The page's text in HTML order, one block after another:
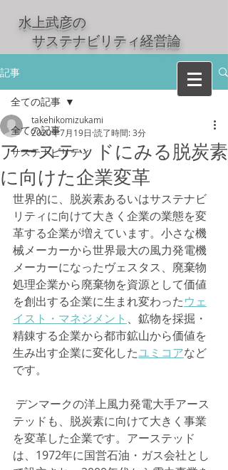
水上武彦の
​ サステナビリティ経営論
記事
全ての記事
サステナビリティ
全ての記事
アーステッドにみる脱炭素
に向けた企業変革
takehikomizukami
2020年7月19日 読了時間: 3分
世界的に、脱炭素あるいはサステナビ
リティに向けて大きく企業の業態を変
革する企業が増えています。小さな機
械メーカーから世界最大の風力発電機
メーカーになったヴェスタス、廃棄物
処理企業から廃棄物を資源として価値
を創出する企業に生まれ変わったウェ
イスト・マネジメント 、鉱物を採掘・
精錬する企業から都市鉱山から価値を
生み出す企業に変化したユミコアなど
です。
テッドも、脱炭素に向けて大きく事業
を変革した企業です。アーステッド
は、1972年に国営石油・ガス会社とし